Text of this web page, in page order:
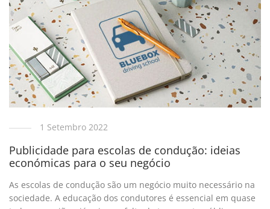
1 Setembro 2022
Publicidade para escolas de condução: ideias
económicas para o seu negócio
As escolas de condução são um negócio muito necessário na
sociedade. A educação dos condutores é essencial em quase